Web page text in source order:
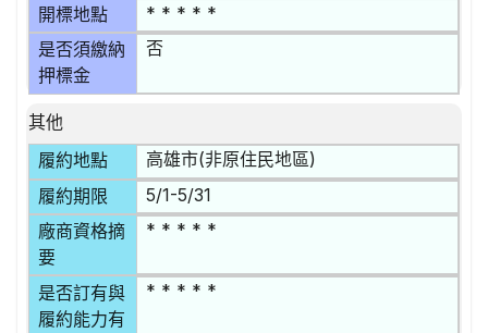
開標地點 * * * * *
是否須繳納
押標金
否
其他
履約地點
高雄市(非原住民地區)
履約期限 5/1-5/31
廠商資格摘
要
* * * * *
是否訂有與
履約能力有
* * * * *